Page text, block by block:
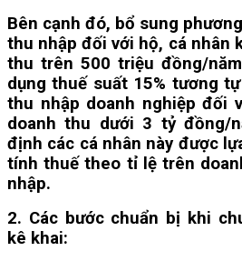
Bên cạnh đó, bổ sung
thu nhập đối với hộ, cá nhân
thu trên 500 triệu đồng/
dụng thuế suất 15% tương
thu nhập doanh nghiệp đối
doanh thu dưới 3 tỷ đồng/
định các cá nhân này được
tính thuế theo tỉ lệ trên
nhập.
2. Các bước chuẩn bị khi
kê khai: